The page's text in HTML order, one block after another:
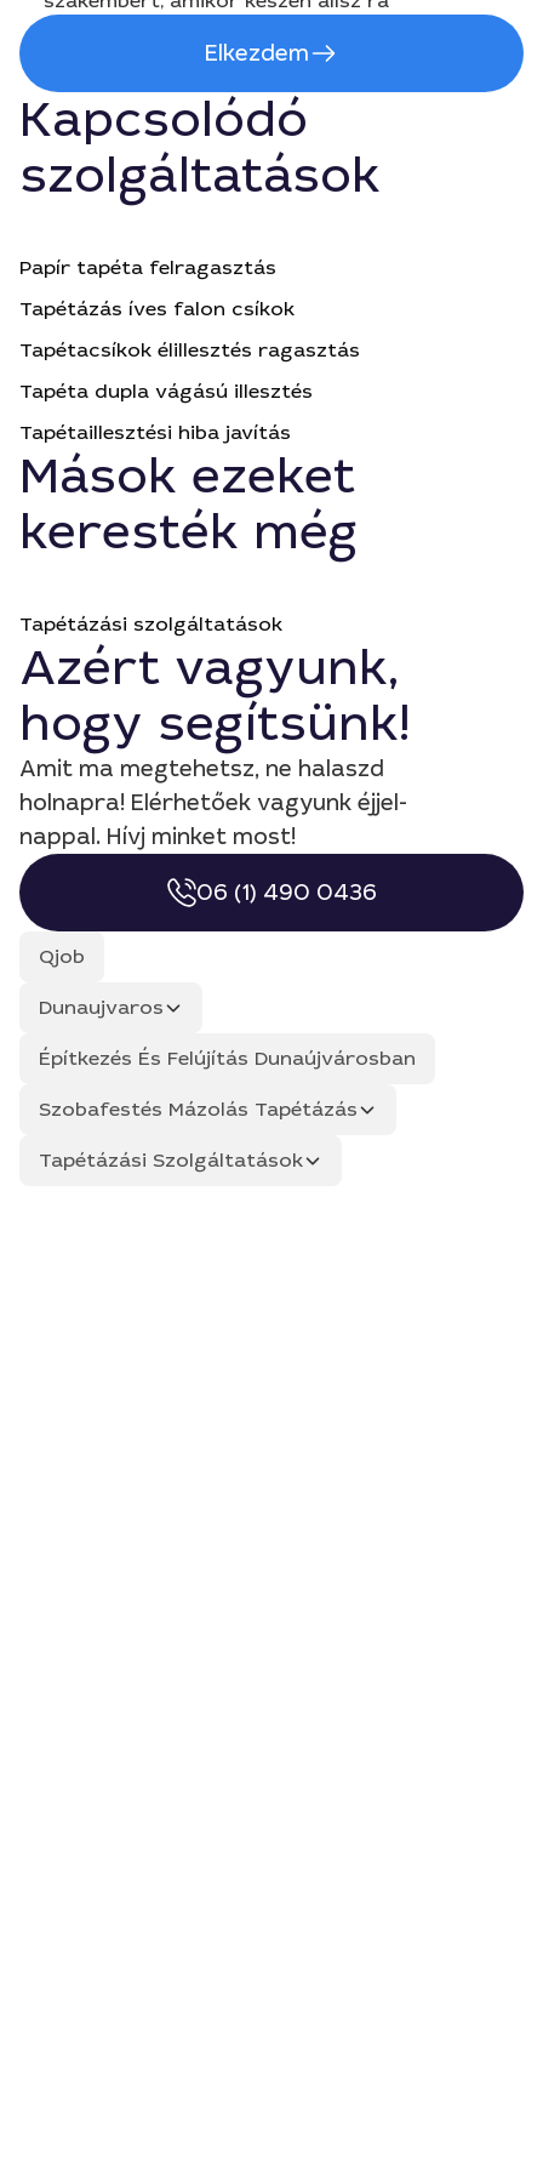
Elkezdem
Kapcsolódó
szolgáltatások
Papír tapéta felragasztás
Tapétázás íves falon csíkok
Tapétacsíkok élillesztés ragasztás
Tapéta dupla vágású illesztés
Tapétaillesztési hiba javítás
Mások ezeket
keresték még
Tapétázási szolgáltatások
Azért vagyunk,
hogy segítsünk!
Amit ma megtehetsz, ne halaszd
holnapra! Elérhetőek vagyunk éjjel-
nappal. Hívj minket most!
06 (1) 490 0436
Qjob
Dunaujvaros
Építkezés És Felújítás Dunaújvárosban
Szobafestés Mázolás Tapétázás
Tapétázási Szolgáltatások